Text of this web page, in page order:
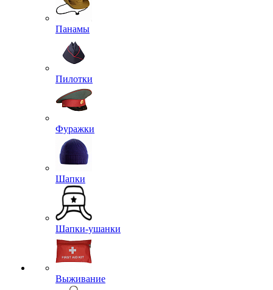
Панамы
Пилотки
Фуражки
Шапки
Шапки-ушанки
Выживание